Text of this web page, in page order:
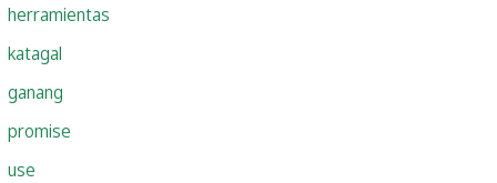
herramientas
katagal
ganang
promise
use